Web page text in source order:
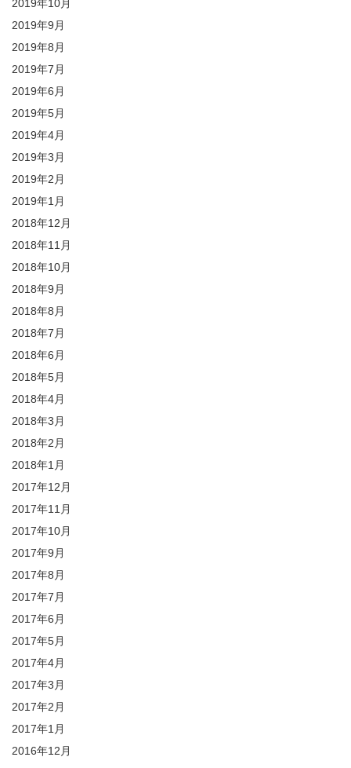
2019年10月
2019年9月
2019年8月
2019年7月
2019年6月
2019年5月
2019年4月
2019年3月
2019年2月
2019年1月
2018年12月
2018年11月
2018年10月
2018年9月
2018年8月
2018年7月
2018年6月
2018年5月
2018年4月
2018年3月
2018年2月
2018年1月
2017年12月
2017年11月
2017年10月
2017年9月
2017年8月
2017年7月
2017年6月
2017年5月
2017年4月
2017年3月
2017年2月
2017年1月
2016年12月